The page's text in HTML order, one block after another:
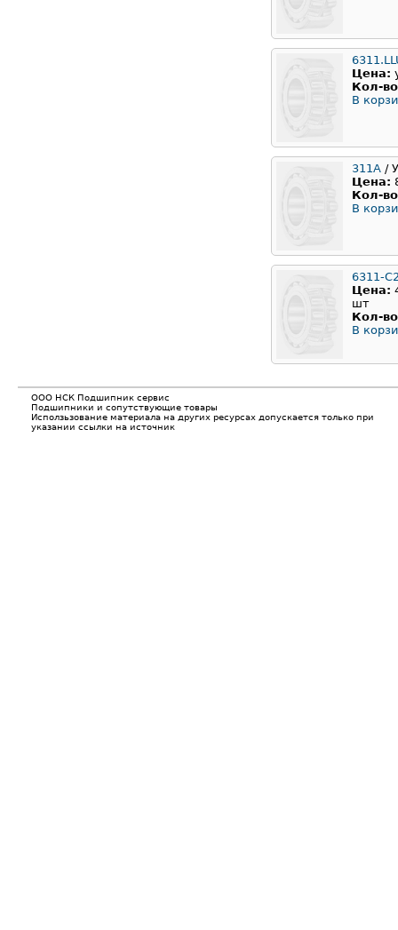
Цена:
Кол-
В
311A /
Цена:
Кол-
В
6311-
Цена:
шт
Кол-
В
ООО НСК Подшипник сервис
Подшипники и сопутствующие товары
Исползьзование материала на других ресурсах допускается только при
указании ссылки на источник